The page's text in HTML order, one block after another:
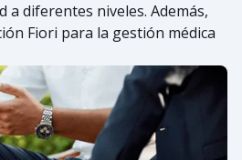
a diferentes niveles. Además,
Fiori para la gestión médica